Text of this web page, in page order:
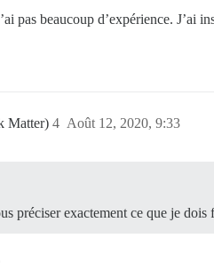
pas beaucoup d’expérience. J’ai
Matter) Août 12, 2020, 9:33
4
préciser exactement ce que je dois